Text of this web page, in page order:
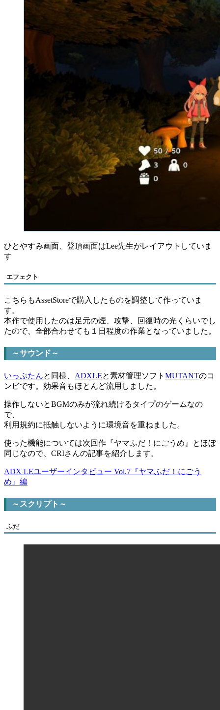
ひとやすみ画面、登頂画面はLee先生がレイアウトしていま
す
エフェクト
こちらもAssetStoreで購入したものを調整して作っていま
す。
本作で使用したのは足元の煙、攻撃、回復時の光くらいでし
たので、全部合わせても１日程度の作業となっていました。
～サウンド～
いっぷたんと同様、 ADXLEと素材管理ソフト MUTANTのコ
ンビです。効果音もほとんど流用しました。
操作しないとBGMのみが流れ続けるタイプのゲームなの
で、
利用規約に抵触しないように環境音を重ねました。
使った機能については次回作『ヤマふだ！にごうめ』とほぼ
同じなので、CRIさんの記事を紹介します。
ADX LEユーザーインタビュー Vol.7『ヤマふだ！にごう
め』編
～スクリプト～
ふだ